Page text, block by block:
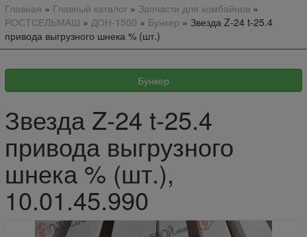
Главная » Главный каталог» Запчасти для комбайнов»
РОСТСЕЛЬМАШ » ДОН-1500 » Бункер » Звезда Z-24 t-25.4
привода выгрузного шнека % (шт.)
Звезда Z-24 t-25.4
привода выгрузного
шнека % (шт.),
10.01.45.990